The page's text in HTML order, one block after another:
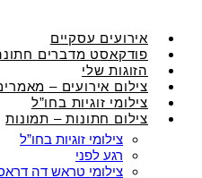
אירועים עסקיים
פודקאסט מדברים חתונה
הזוגות שלי
צילום אירועים – מאמרים
צילומי זוגיות בחו”ל
צילום חתונות – תמונות
צילומי זוגיות בחו”ל
רגע לפני
צילומי טראש דה דראס